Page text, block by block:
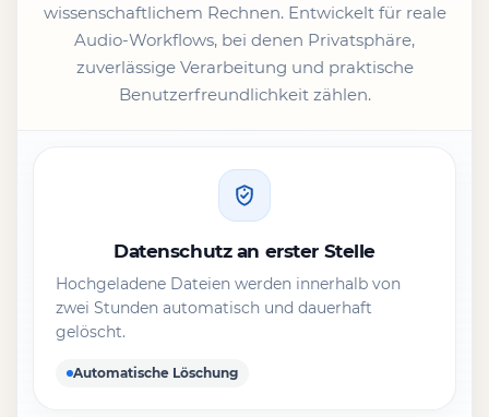
wissenschaftlichem Rechnen. Entwickelt für reale
Audio-Workflows, bei denen Privatsphäre,
zuverlässige Verarbeitung und praktische
Benutzerfreundlichkeit zählen.
Datenschutz an erster Stelle
Hochgeladene Dateien werden innerhalb von
zwei Stunden automatisch und dauerhaft
gelöscht.
Automatische Löschung